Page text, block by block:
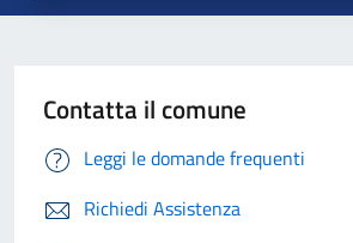
Contatta il comune
Leggi le domande frequenti
Richiedi Assistenza